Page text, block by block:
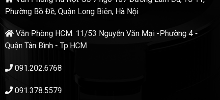
Phường Bồ Đề, Quận Long Biên, Hà Nội
Văn Phòng HCM: 11/53 Nguyễn Văn Mại -Phường 4 -
Quận Tân Bình - Tp.HCM
091.202.6768
091.378.5579